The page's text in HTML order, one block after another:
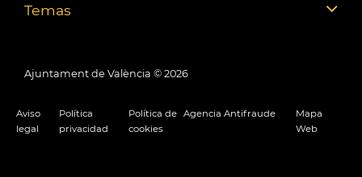
Temas
Ajuntament de València © 2026
Aviso
legal
Política
privacidad
Política de
cookies
Agencia Antifraude
Mapa
Web